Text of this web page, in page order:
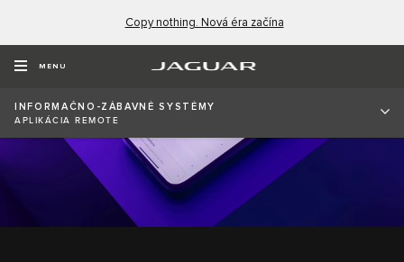
Copy nothing. Nová éra začína
MENU
INFORMAČNO-ZÁBAVNÉ SYSTÉMY
APLIKÁCIA REMOTE